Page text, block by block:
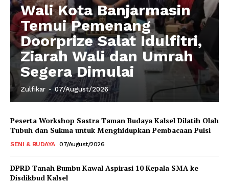
Wali Kota Banjarmasin
Temui Pemenang
Doorprize Salat Idulfitri,
Ziarah Wali dan Umrah
Segera Dimulai
Zulfikar - 07/August/2026
Peserta Workshop Sastra Taman Budaya Kalsel Dilatih Olah
Tubuh dan Sukma untuk Menghidupkan Pembacaan Puisi
SENI & BUDAYA 07/August/2026
DPRD Tanah Bumbu Kawal Aspirasi 10 Kepala SMA ke
Disdikbud Kalsel